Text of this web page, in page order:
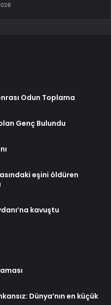
Odun Toplama
Genç Bulundu
eşini öldüren
kavuştu
Dünya’nın en küçük